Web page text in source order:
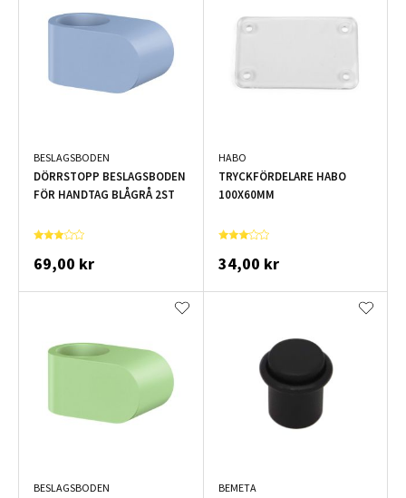
BESLAGSBODEN
DÖRRSTOPP BESLAGSBODEN
FÖR HANDTAG BLÅGRÅ 2ST
69,00 kr
HABO
TRYCKFÖRDELARE HABO
100X60MM
34,00 kr
BESLAGSBODEN BEMETA